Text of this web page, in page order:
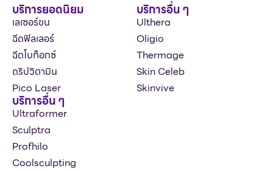
บริการยอดนิยม
เลเซอร์ขน
ฉีดฟิลเลอร์
ฉีดโบท็อกซ์
ดริปวิตามิน
Pico Laser
บริการอื่น ๆ
Ulthera
Oligio
Thermage
Skin Celeb
Skinvive
บริการอื่น ๆ
Ultraformer
Sculptra
Profhilo
Coolsculpting